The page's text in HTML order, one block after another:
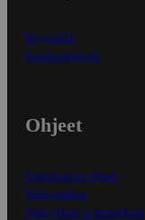
Myymälät
Asiakaspalvelu
Ohjeet
Ensitilaajan ohjeet
Näin maksat
Näin tilaat ja muokkaat